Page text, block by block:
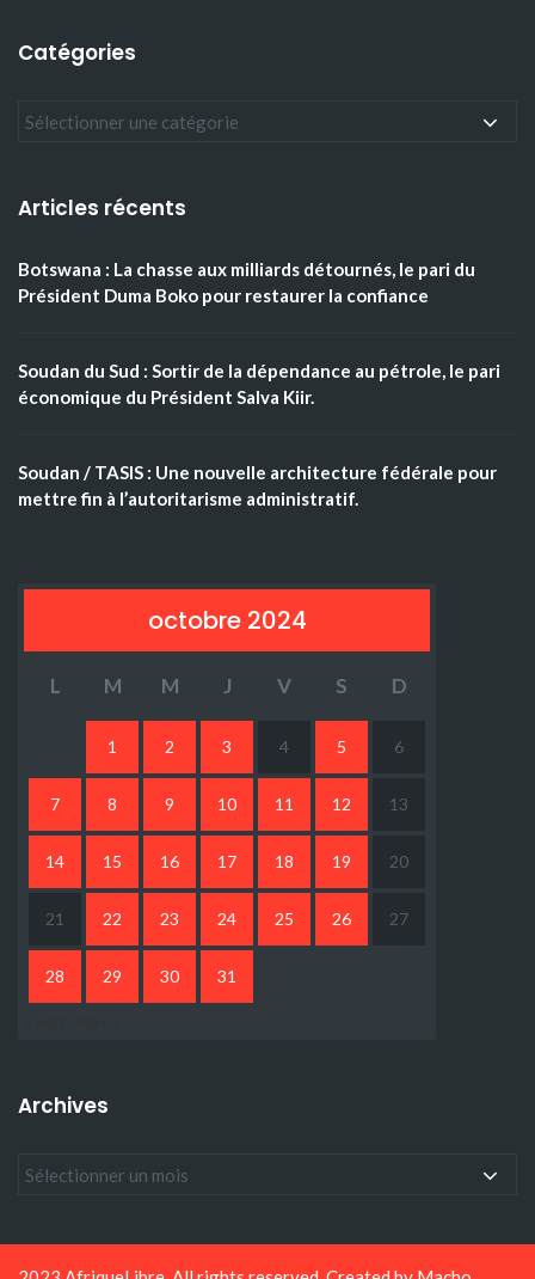
Catégories
Articles récents
Botswana : La chasse aux milliards détournés, le pari du
Président Duma Boko pour restaurer la confiance
Soudan du Sud : Sortir de la dépendance au pétrole, le pari
économique du Président Salva Kiir.
Soudan / TASIS : Une nouvelle architecture fédérale pour
mettre fin à l’autoritarisme administratif.
octobre 2024
L M M J V S D
1 2 3 4 5 6
7 8 9 10 11 12 13
14 15 16 17 18 19 20
21 22 23 24 25 26 27
28 29 30 31
Archives